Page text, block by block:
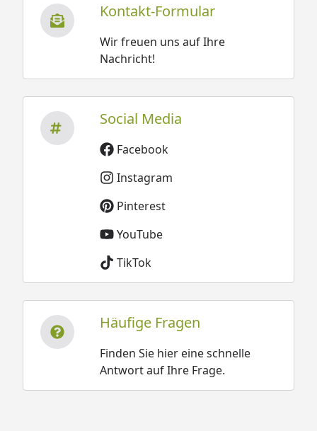
Kontakt-Formular
Wir freuen uns auf Ihre
Nachricht!
Social Media
Facebook
Instagram
Pinterest
YouTube
TikTok
Häufige Fragen
Finden Sie hier eine schnelle
Antwort auf Ihre Frage.